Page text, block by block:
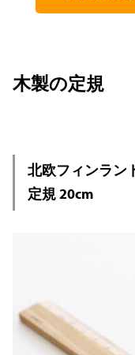
木製の定規
北欧フィンラン
定規 20cm